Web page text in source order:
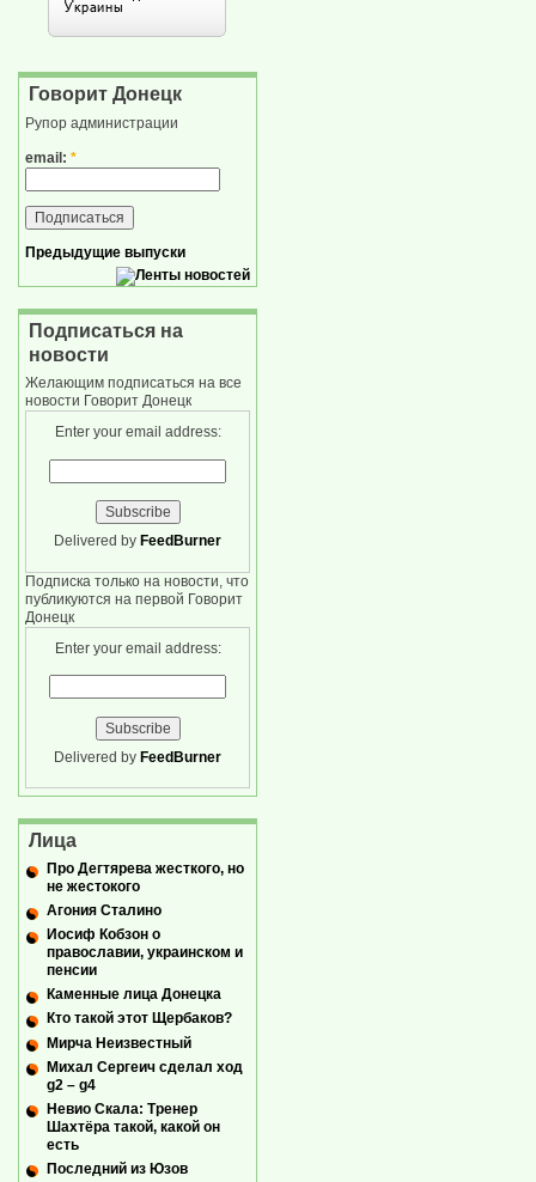
Говорит Донецк
Рупор администрации
email: *
Предыдущие выпуски
Подписаться на
новости
Желающим подписаться на все
новости Говорит Донецк
Enter your email address:
Delivered by FeedBurner
Подписка только на новости, что
публикуются на первой Говорит
Донецк
Enter your email address:
Delivered by FeedBurner
Лица
Про Дегтярева жесткого, но
не жестокого
Агония Сталино
Иосиф Кобзон о
православии, украинском и
пенсии
Каменные лица Донецка
Кто такой этот Щербаков?
Мирча Неизвестный
Михал Сергеич сделал ход
g2 – g4
Невио Скала: Тренер
Шахтёра такой, какой он
есть
Последний из Юзов